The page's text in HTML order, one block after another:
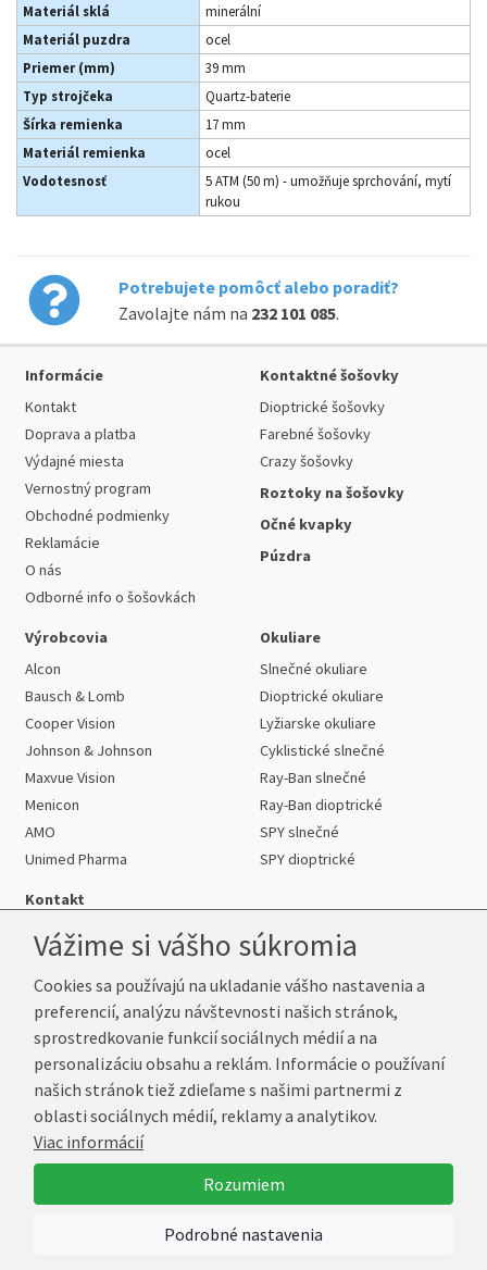
Materiál sklá
minerální
Materiál puzdra
ocel
Priemer (mm)
39 mm
Typ strojčeka
Quartz-baterie
Šírka remienka
17 mm
Materiál remienka
ocel
Vodotesnosť
5 ATM (50 m) - umožňuje sprchování, mytí
rukou
Potrebujete pomôcť alebo poradiť?
Zavolajte nám na 232 101 085.
Informácie
Kontakt
Doprava a platba
Výdajné miesta
Vernostný program
Obchodné podmienky
Reklamácie
O nás
Odborné info o šošovkách
Kontaktné šošovky
Dioptrické šošovky
Farebné šošovky
Crazy šošovky
Roztoky na šošovky
Očné kvapky
Púzdra
Výrobcovia
Alcon
Bausch & Lomb
Cooper Vision
Johnson & Johnson
Maxvue Vision
Menicon
AMO
Unimed Pharma
Okuliare
Slnečné okuliare
Dioptrické okuliare
Lyžiarske okuliare
Cyklistické slnečné
Ray-Ban slnečné
Ray-Ban dioptrické
SPY slnečné
SPY dioptrické
Kontakt
Telefón:+421 222 205 863
E-mail:info@kup-sosovky.sk
Reklamačná adresa
Andrea Votavová
Revoluční 1017
290 01 Poděbrady
Česká republika
VytvorilMarek Kebza
Vážime si vášho súkromia
Cookies sa používajú na ukladanie vášho nastavenia a
preferencií, analýzu návštevnosti našich stránok,
sprostredkovanie funkcií sociálnych médií a na
personalizáciu obsahu a reklám. Informácie o používaní
našich stránok tiež zdieľame s našimi partnermi z
oblasti sociálnych médií, reklamy a analytikov.
Viac informácií
Rozumiem
Podrobné nastavenia